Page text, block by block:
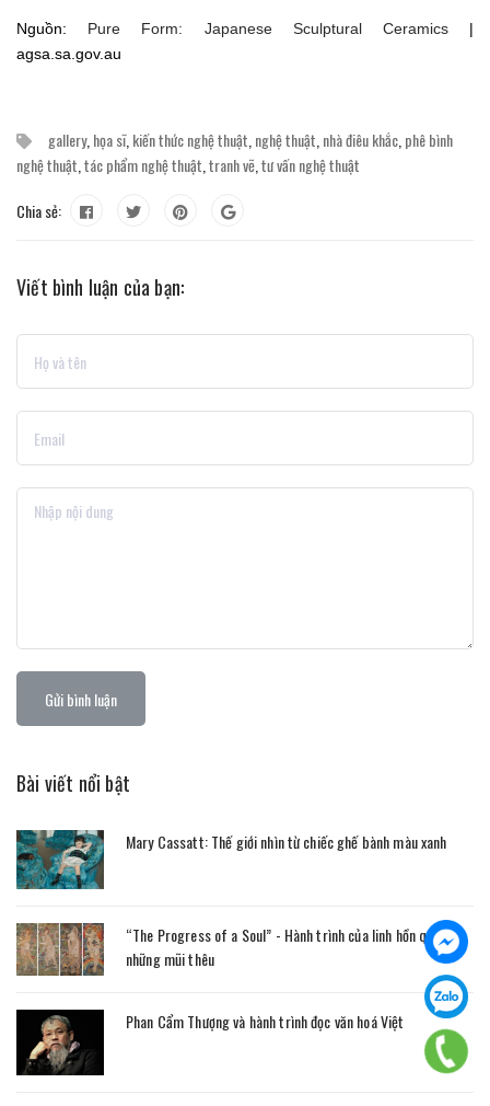
Nguồn: Pure Form: Japanese Sculptural Ceramics|
agsa.sa.gov.au
gallery, họa sĩ, kiến thức nghệ thuật nghệ thuật nhà điêu khắc phê bình
nghệ thuật tác phẩm nghệ thuật tranh vẽ tư vấn nghệ thuật
Chia sẻ:
Viết bình luận của bạn:
Gửi bình luận
Bài viết nổi bật
Mary Cassatt: Thế giới nhìn từ chiếc ghế bành màu xanh
“The Progress of a Soul” - Hành trình của linh hồn qua
những mũi thêu
Phan Cẩm Thượng và hành trình đọc văn hoá Việt